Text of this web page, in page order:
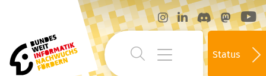
Status